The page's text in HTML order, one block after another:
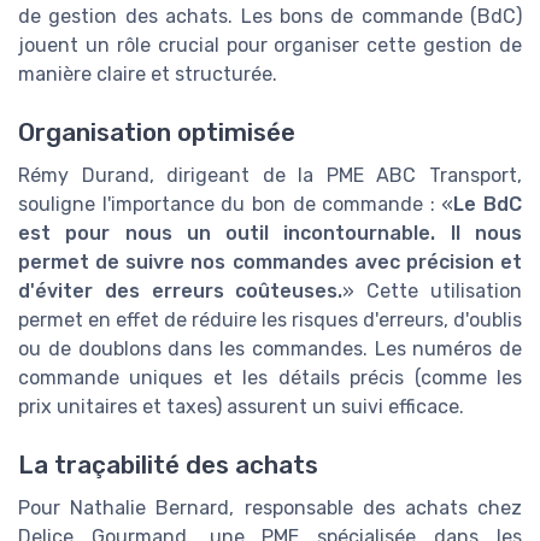
de gestion des achats. Les bons de commande (BdC)
jouent un rôle crucial pour organiser cette gestion de
manière claire et structurée.
Organisation optimisée
Rémy Durand, dirigeant de la PME ABC Transport,
souligne l'importance du bon de commande : «Le BdC
est pour nous un outil incontournable. Il nous
permet de suivre nos commandes avec précision et
d'éviter des erreurs coûteuses.» Cette utilisation
permet en effet de réduire les risques d'erreurs, d'oublis
ou de doublons dans les commandes. Les numéros de
commande uniques et les détails précis (comme les
prix unitaires et taxes) assurent un suivi efficace.
La traçabilité des achats
Pour Nathalie Bernard, responsable des achats chez